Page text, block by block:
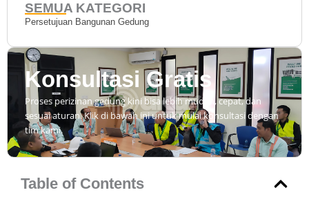
SEMUA KATEGORI
Persetujuan Bangunan Gedung
Konsultasi Gratis
Proses perizinan gedung kini bisa lebih mudah, cepat, dan
sesuai aturan. Klik di bawah ini untuk mulai konsultasi dengan
tim kami.
Table of Contents